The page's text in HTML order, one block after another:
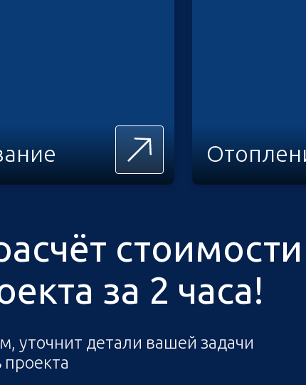
стоимости
за 2 часа!
уточнит детали вашей задачи
проекта